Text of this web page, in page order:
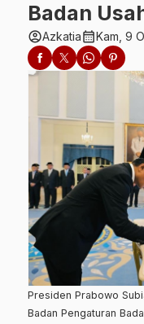
Badan
account_circleAzkatiacalendar_monthKam, 9
Presiden Prabowo
Badan Pengaturan